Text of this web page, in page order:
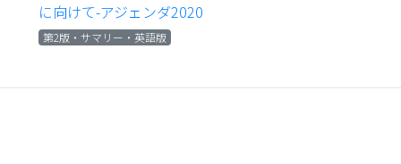
に向けて-アジェンダ2020
第2版・サマリー・英語版